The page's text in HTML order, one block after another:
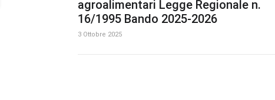
agroalimentari Legge Regionale n.
16/1995 Bando 2025-2026
3 Ottobre 2025